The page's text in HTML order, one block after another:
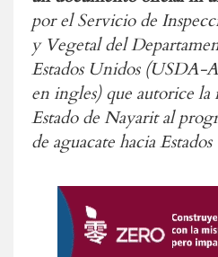
por el Servicio de
y Vegetal del
Estados Unidos (USDA-
en ingles) que autorice
Estado de Nayarit al
de aguacate hacia